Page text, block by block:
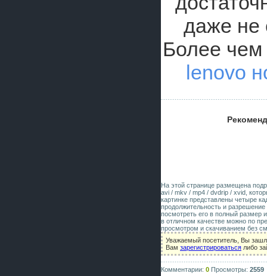
даже не
Более чем
lenovo
На этой странице размещена
avi / mkv / mp4 / dvdrip / xvid,
картинке представлены четыре
продолжительность и
посмотреть его в полный размер
в отличном качестве можно по
просмотром и скачиванием без
Уважаемый посетитель, Вы
Вам зарегистрироваться либо
Комментарии: 0 Просмотры: 2559